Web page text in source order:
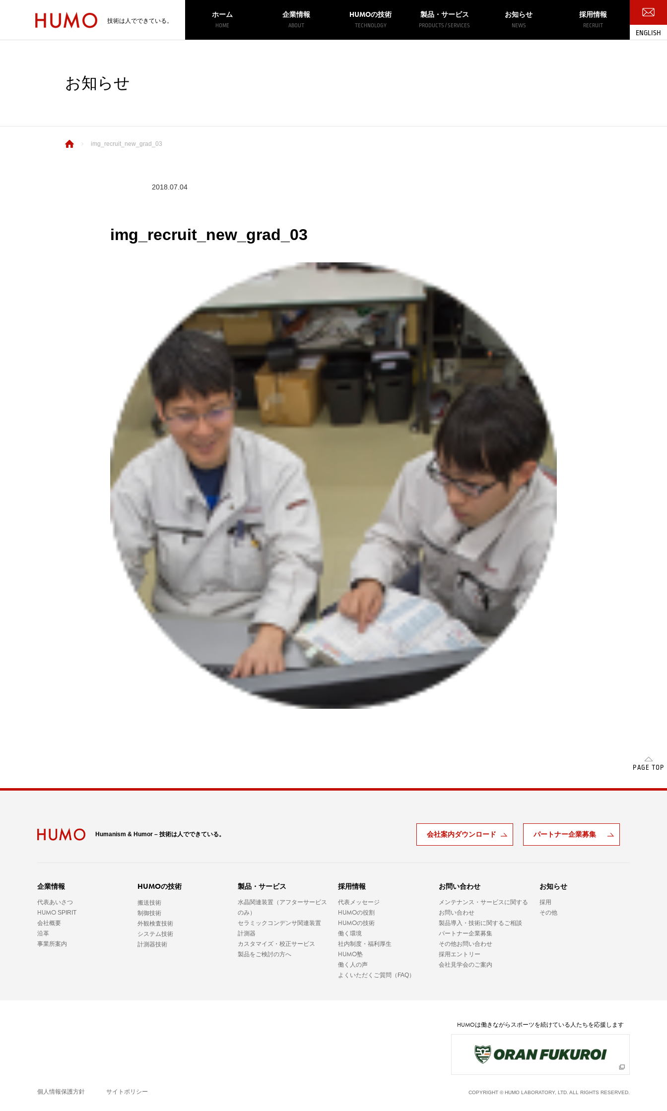
技術は人でできている。
ホーム
HOME
企業情報
ABOUT
HUMOの技術
TECHNOLOGY
製品・サービス
PRODUCTS / SERVICES
お知らせ
NEWS
採用情報
RECRUIT
お問い合わせ
ENGLISH
お知らせ
img_recruit_new_grad_03
2018.07.04
img_recruit_new_grad_03
PAGE TOP
Humanism & Humor – 技術は人でできている。 会社案内ダウンロード パートナー企業募集
企業情報
代表あいさつ
HUMOSPIRIT
会社概要
沿革
事業所案内
HUMOの技術
搬送技術
制御技術
外観検査技術
システム技術
計測器技術
製品・サービス
水晶関連装置（アフターサービス
のみ）
セラミックコンデンサ関連装置
計測器
カスタマイズ・校正サービス
製品をご検討の方へ
採用情報
代表メッセージ
HUMOの役割
HUMOの技術
働く環境
社内制度・福利厚生
HUMO塾
働く人の声
よくいただくご質問（FAQ）
お問い合わせ
メンテナンス・サービスに関する
お問い合わせ
製品導入・技術に関するご相談
パートナー企業募集
その他お問い合わせ
採用エントリー
会社見学会のご案内
お知らせ
採用
その他
HUMOは働きながらスポーツを続けている人たちを応援します
個人情報保護方針 サイトポリシー COPYRIGHT © HUMO LABORATORY, LTD. ALL RIGHTS RESERVED.